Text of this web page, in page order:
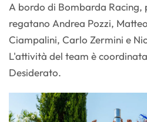
A bordo di Bombarda Racing,
regatano Andrea Pozzi,
Ciampalini, Carlo Zermini e
L'attività del team è
Desiderato.